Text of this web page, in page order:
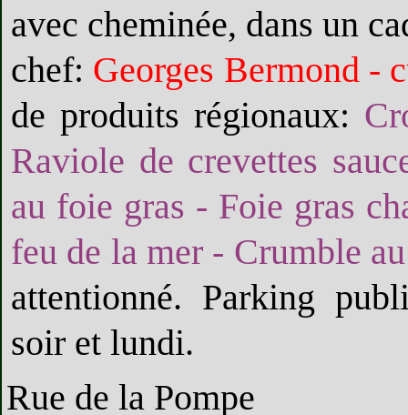
avec cheminée, dans un
chef: Georges Bermond -
de produits régionaux:
Raviole de crevettes
au foie gras - Foie gras
feu de la mer - Crumble
attentionné. Parking
soir et lundi.
Rue de la Pompe